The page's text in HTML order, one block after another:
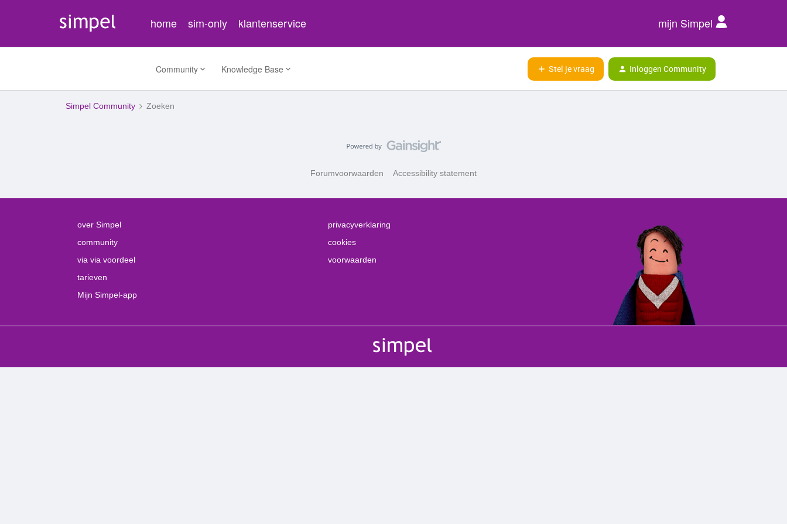
home sim-only klantenservice mijn Simpel
Community Knowledge Base Stel je vraag Inloggen Community
Simpel Community Zoeken
Forumvoorwaarden Accessibility statement
over Simpel
community
via via voordeel
tarieven
Mijn Simpel-app
privacyverklaring
cookies
voorwaarden